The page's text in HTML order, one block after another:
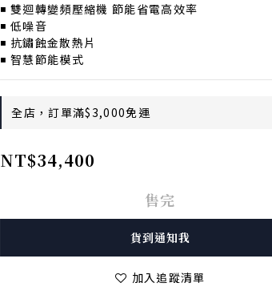
◾️ 雙迴轉變頻壓縮機 節能省電高效率
◾️ 低噪音
◾️ 抗鏽蝕金散熱片
◾️ 智慧節能模式
全店，訂單滿$3,000免運
NT$34,400
售完
貨到通知我
加入追蹤清單